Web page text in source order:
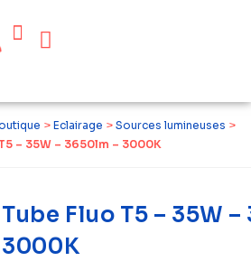
> Eclairage > Sources lumineuses >
– 35W – 3650lm – 3000K
Tube Fluo T5 – 35W
3000K